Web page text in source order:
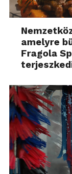
amelyre
Fragola